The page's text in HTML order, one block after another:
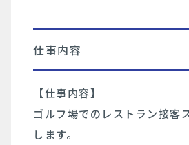
仕事内容
【仕事内容】
ゴルフ場でのレストラン接客
します。